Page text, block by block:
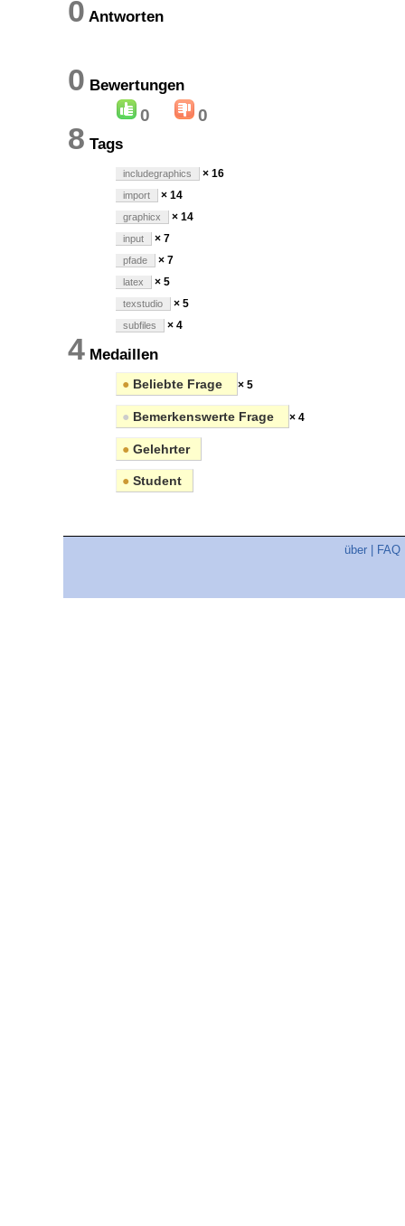
0 Antworten
0 Bewertungen
0 0
8 Tags
includegraphics × 16
import × 14
graphicx × 14
input × 7
pfade × 7
latex × 5
texstudio × 5
subfiles × 4
4 Medaillen
● Beliebte Frage × 5
● Bemerkenswerte Frage × 4
● Gelehrter
● Student
über FAQ